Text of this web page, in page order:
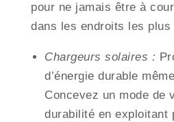
pour ne jamais être à
dans les endroits les plus
Chargeurs solaires :
d’énergie durable
Concevez un mode de
durabilité en exploitant